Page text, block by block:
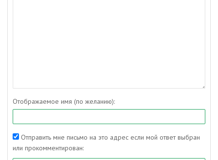
Отображаемое имя (по желанию):
Отправить мне письмо на это адрес если мой ответ выбран
или прокомментирован: